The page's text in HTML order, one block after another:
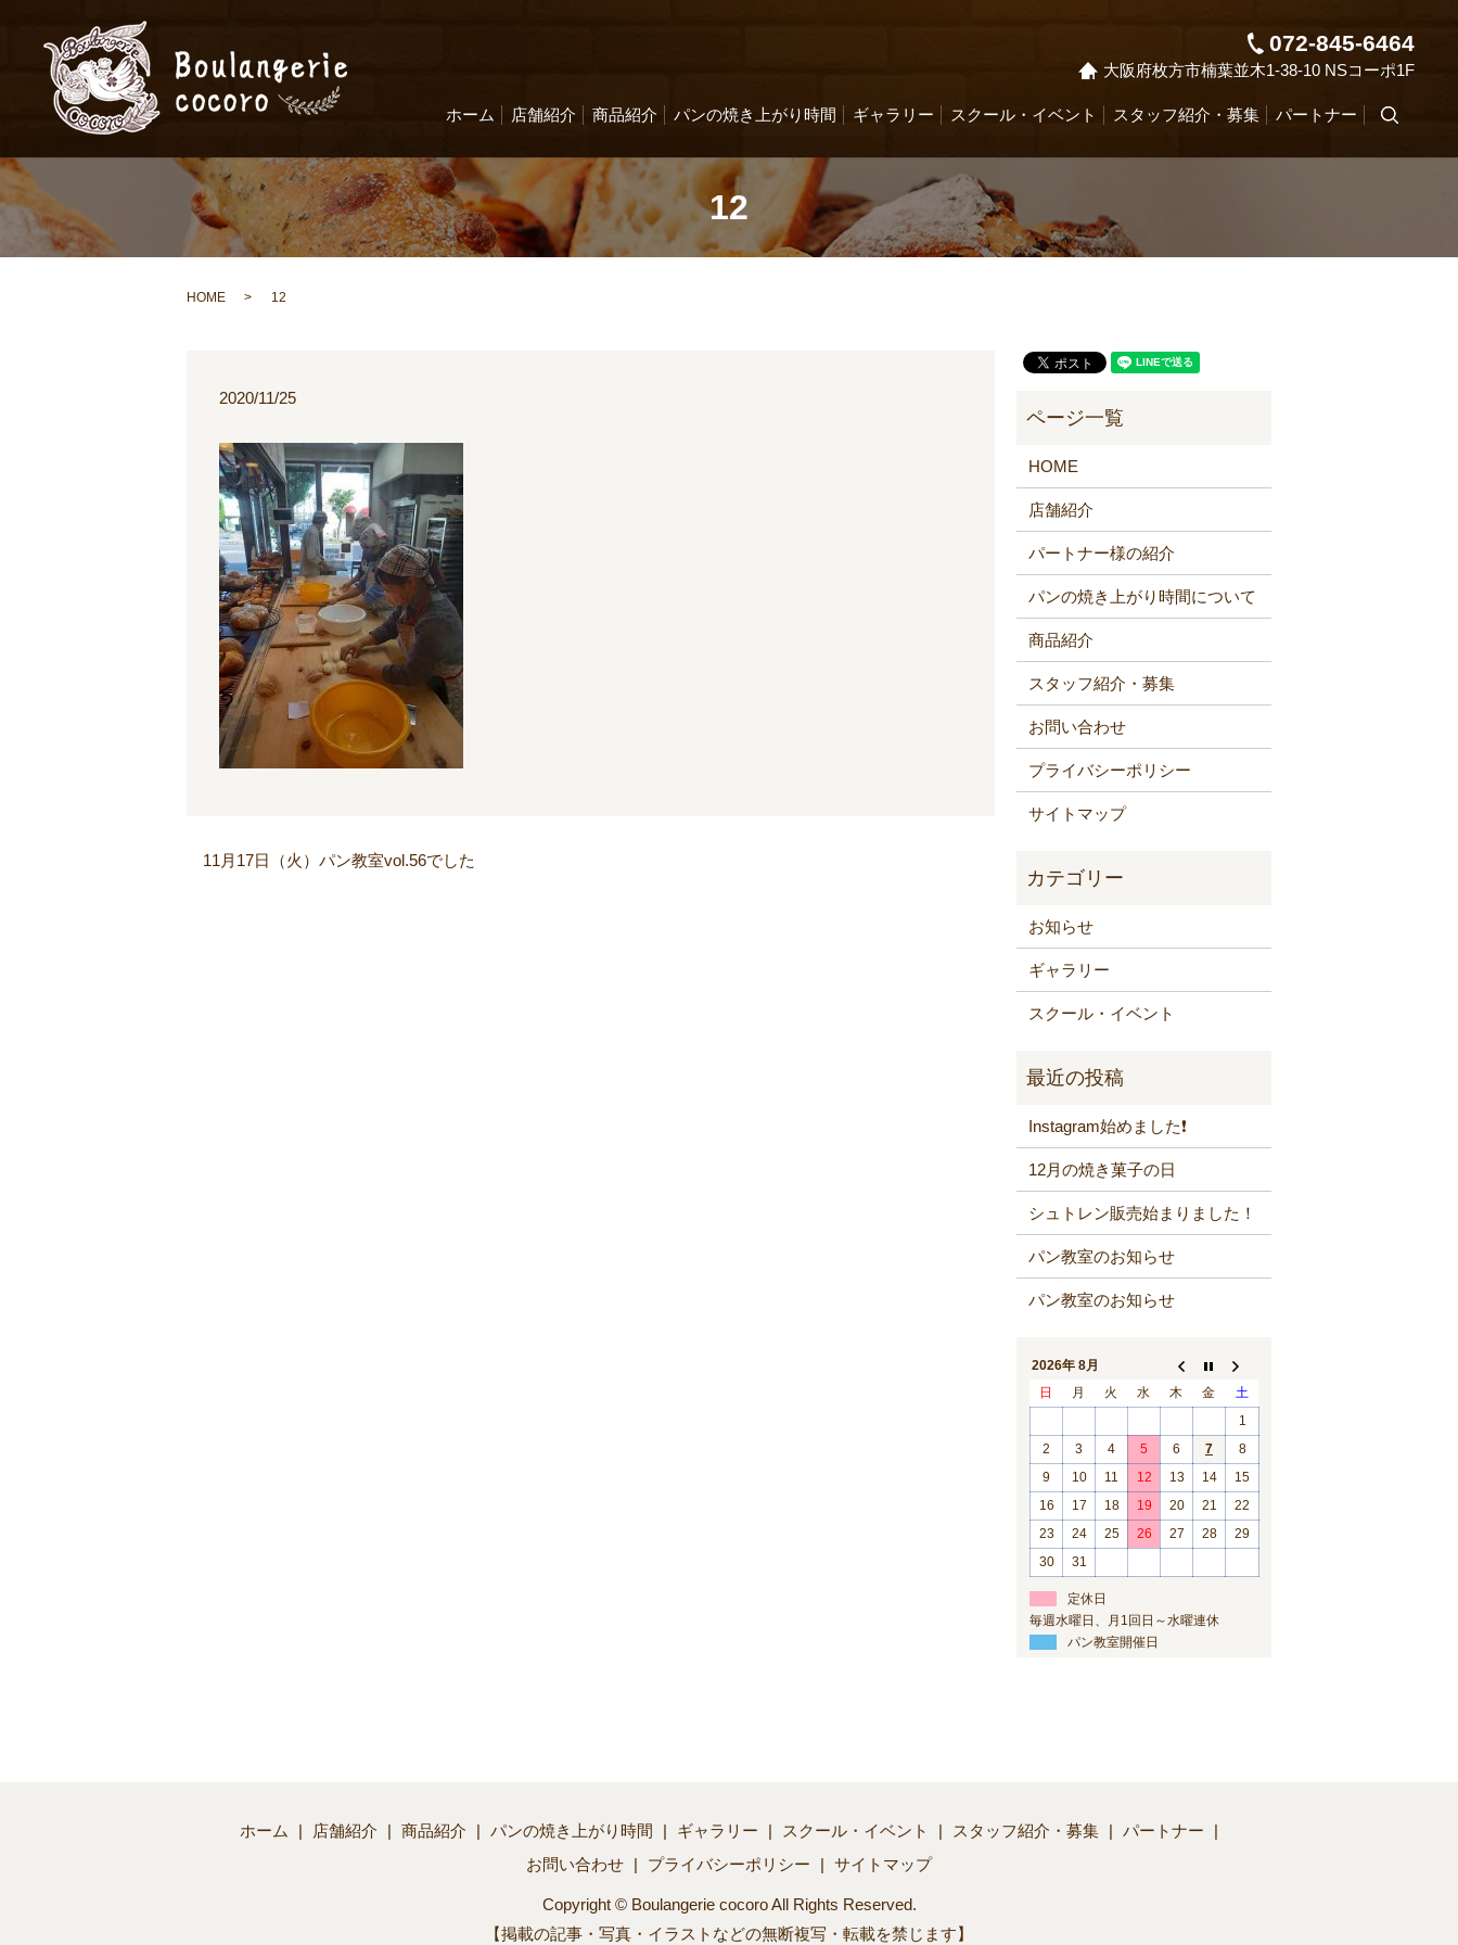
072-845-6464
大阪府枚方市楠葉並木1-38-10 NSコーポ1F
ホーム 店舗紹介 商品紹介 パンの焼き上がり時間 ギャラリー スクール・イベント スタッフ紹介・募集 パートナー
12
HOME 12
2020/11/25
11月17日（火）パン教室vol.56でした
HOME
店舗紹介
パートナー様の紹介
パンの焼き上がり時間について
商品紹介
スタッフ紹介・募集
お問い合わせ
プライバシーポリシー
サイトマップ
お知らせ
ギャラリー
スクール・イベント
Instagram始めました❗️
12月の焼き菓子の日
シュトレン販売始まりました！
パン教室のお知らせ
パン教室のお知らせ
2026年 8月
日
月 火 水 木 金
土
1
2
3 4 5 6 7
8
9
10 11 12 13 14
15
16
17 18 19 20 21
22
23
24 25 26 27 28
29
30
31
定休日
毎週水曜日、月1回日～水曜連休
パン教室開催日
ホーム 店舗紹介 商品紹介 パンの焼き上がり時間 ギャラリー スクール・イベント スタッフ紹介・募集
パートナー
お問い合わせ
プライバシーポリシー サイトマップ
Copyright © Boulangerie cocoro All Rights Reserved.
【掲載の記事・写真・イラストなどの無断複写・転載を禁じます】